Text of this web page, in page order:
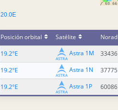
20.0E
Posición orbital Satélite Norad
19.2°E
Astra 1M 33436
19.2°E
Astra 1N 37775
19.2°E
Astra 1P 60086